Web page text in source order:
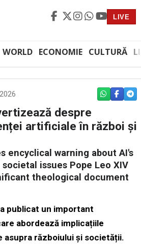
LIVE
WORLD ECONOMIE CULTURĂ
WHATSAPP
despre
artificiale în război și
encyclical warning about AI's
issues Pope Leo XIV
theological document
publicat un important
abordează implicațiile
războiului și societății.